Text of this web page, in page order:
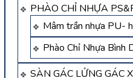
PHÀO CHỈ NHỰA
Mâm trần nhựa PU-
Phào Chỉ Nhựa Bình
SÀN GÁC LỬNG GÁC